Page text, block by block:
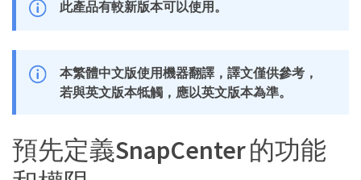
此產品有較新版本可以使用。
本繁體中文版使用機器翻譯，譯文僅供參考，
若與英文版本牴觸，應以英文版本為準。
預先定義SnapCenter 的功能